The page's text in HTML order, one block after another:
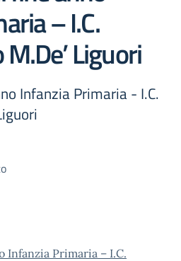
– I.C.
Liguori
Infanzia Primaria - I.C.
Infanzia Primaria – I.C.